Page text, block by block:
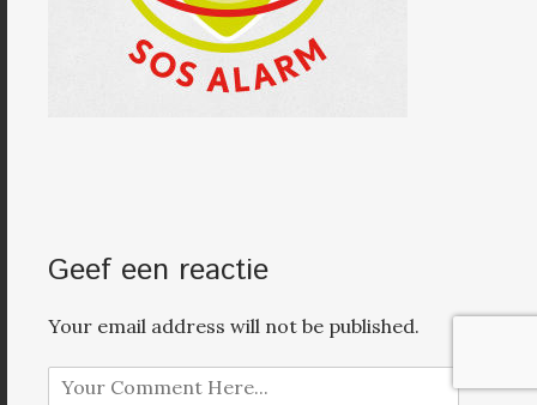
Geef een reactie
Your email address will not be published.